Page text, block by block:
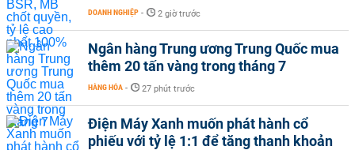
DOANH NGHIỆP - 2 giờ trước
Ngân hàng Trung ương Trung Quốc mua
thêm 20 tấn vàng trong tháng 7
HÀNG HÓA - 27 phút trước
Điện Máy Xanh muốn phát hành cổ
phiếu với tỷ lệ 1:1 để tăng thanh khoản